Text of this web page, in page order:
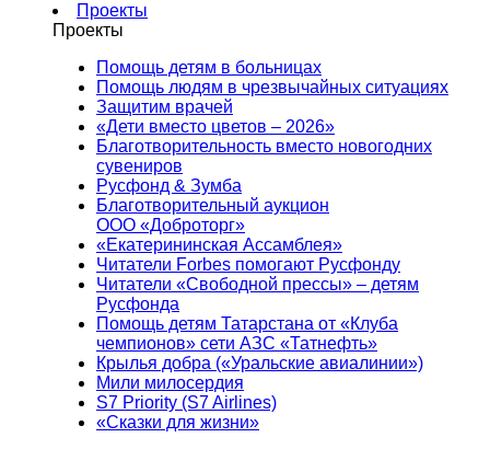
Проекты
Проекты
Помощь детям в больницах
Помощь людям в чрезвычайных ситуациях
Защитим врачей
«Дети вместо цветов – 2026»
Благотворительность вместо новогодних
сувениров
Русфонд & Зумба
Благотворительный аукцион
ООО «Доброторг»
«Екатерининская Ассамблея»
Читатели Forbes помогают Русфонду
Читатели «Свободной прессы» – детям
Русфонда
Помощь детям Татарстана от «Клуба
чемпионов» сети АЗС «Татнефть»
Крылья добра («Уральские авиалинии»)
Мили милосердия
S7 Priority (S7 Airlines)
«Сказки для жизни»